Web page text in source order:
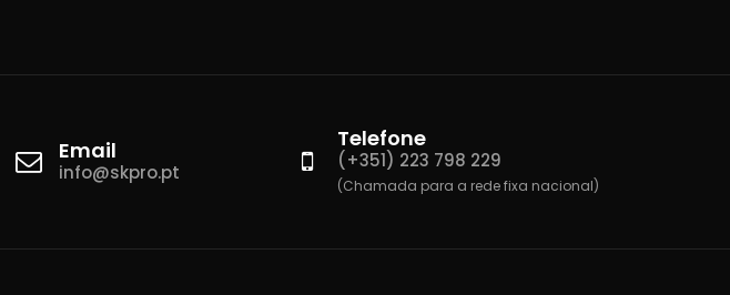
Email
info@skpro.pt
Telefone
(+351) 223 798 229
(Chamada para a rede fixa nacional)